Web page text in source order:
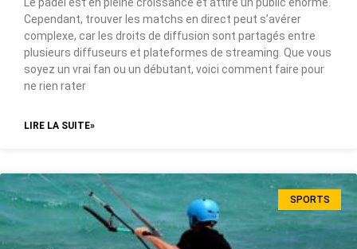
Cependant, trouver les matchs en direct peut s’avérer
complexe, car les droits de diffusion sont partagés entre
plusieurs diffuseurs et plateformes de streaming. Que vous
soyez un vrai fan ou un débutant, voici comment faire pour
ne rien rater
LIRE LA SUITE»
SPORTS